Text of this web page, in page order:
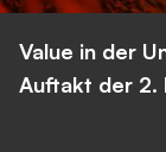
Value in der
Auftakt der 2.